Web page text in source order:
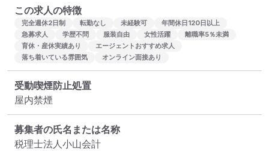
この求人の特徴
完全週休2日制 転勤なし 未経験可
年間休日120日以上
急募求人
学歴不問 服装自由 女性活躍
離職率5％未満
育休・産休実績あり
エージェントおすすめ求人
落ち着いている雰囲気
オンライン面接あり
受動喫煙防止処置
屋内禁煙
募集者の氏名または名称
税理士法人小山会計